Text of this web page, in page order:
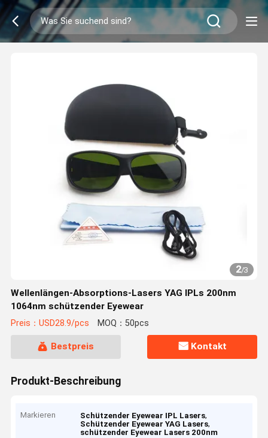
2/3
Wellenlängen-Absorptions-Lasers YAG IPLs 200nm
1064nm schützender Eyewear
Preis：USD28.9/pcs MOQ：50pcs
Bestpreis Kontakt
Produkt-Beschreibung
Markieren Schützender Eyewear IPL Lasers,
Schützender Eyewear YAG Lasers,
schützender Eyewear Lasers 200nm